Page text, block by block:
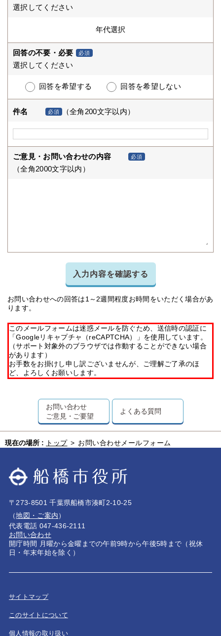
選択してください
回答の不要・必要 必須
選択してください
回答を希望する 回答を希望しない
件名 必須 （全角200文字以内）
ご意見・お問い合わせの内容 必須
（全角2000文字以内）
入力内容を確認する
お問い合わせへの回答は1～2週間程度お時間をいただく場合があ
ります。
このメールフォームは迷惑メールを防ぐため、送信時の認証に
「Googleリキャプチャ（reCAPTCHA）」を使用しています。
（サポート対象外のブラウザでは作動することができない場合
があります）
お手数をお掛けし申し訳ございませんが、ご理解ご了承のほ
ど、よろしくお願いします。
お問い合わせ
ご意見・ご要望
よくある質問
現在の場所 : トップ > お問い合わせメールフォーム
〒273-8501 千葉県船橋市湊町2-10-25
（地図・ご案内）
代表電話 047-436-2111
お問い合わせ
開庁時間 月曜から金曜までの午前9時から午後5時まで（祝休
日・年末年始を除く）
サイトマップ
このサイトについて
個人情報の取り扱い